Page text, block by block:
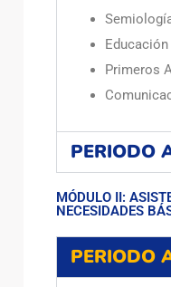
Educación
Primeros
PERIODO
MÓDULO II:
NECESIDADES
PERIODO